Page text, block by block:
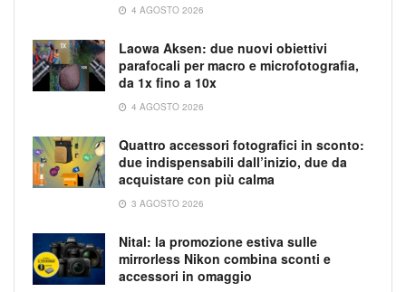
4 AGOSTO 2026
Laowa Aksen: due nuovi obiettivi
parafocali per macro e microfotografia,
da 1x fino a 10x
4 AGOSTO 2026
Quattro accessori fotografici in sconto:
due indispensabili dall’inizio, due da
acquistare con più calma
3 AGOSTO 2026
Nital: la promozione estiva sulle
mirrorless Nikon combina sconti e
accessori in omaggio